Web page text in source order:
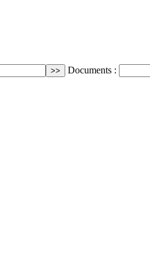
Documents :